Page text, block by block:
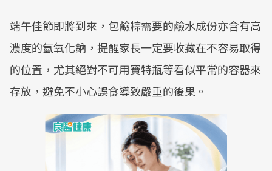
端午佳節即將到來，包鹼粽需要的鹼水成份亦含有高
濃度的氫氧化鈉，提醒家長一定要收藏在不容易取得
的位置，尤其絕對不可用寶特瓶等看似平常的容器來
存放，避免不小心誤食導致嚴重的後果。